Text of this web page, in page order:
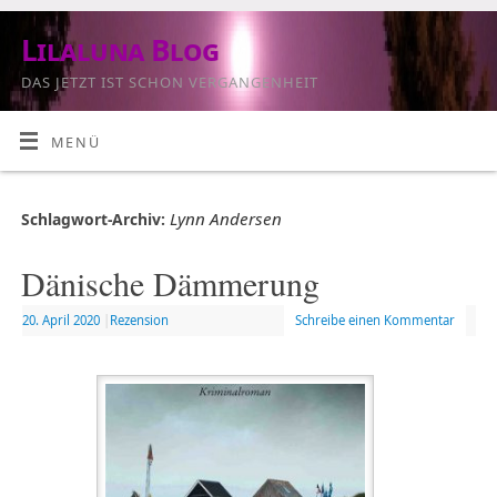
Lilaluna Blog
DAS JETZT IST SCHON VERGANGENHEIT
MENÜ
Schlagwort-Archiv: Lynn Andersen
Dänische Dämmerung
20. April 2020 Rezension Schreibe einen Kommentar